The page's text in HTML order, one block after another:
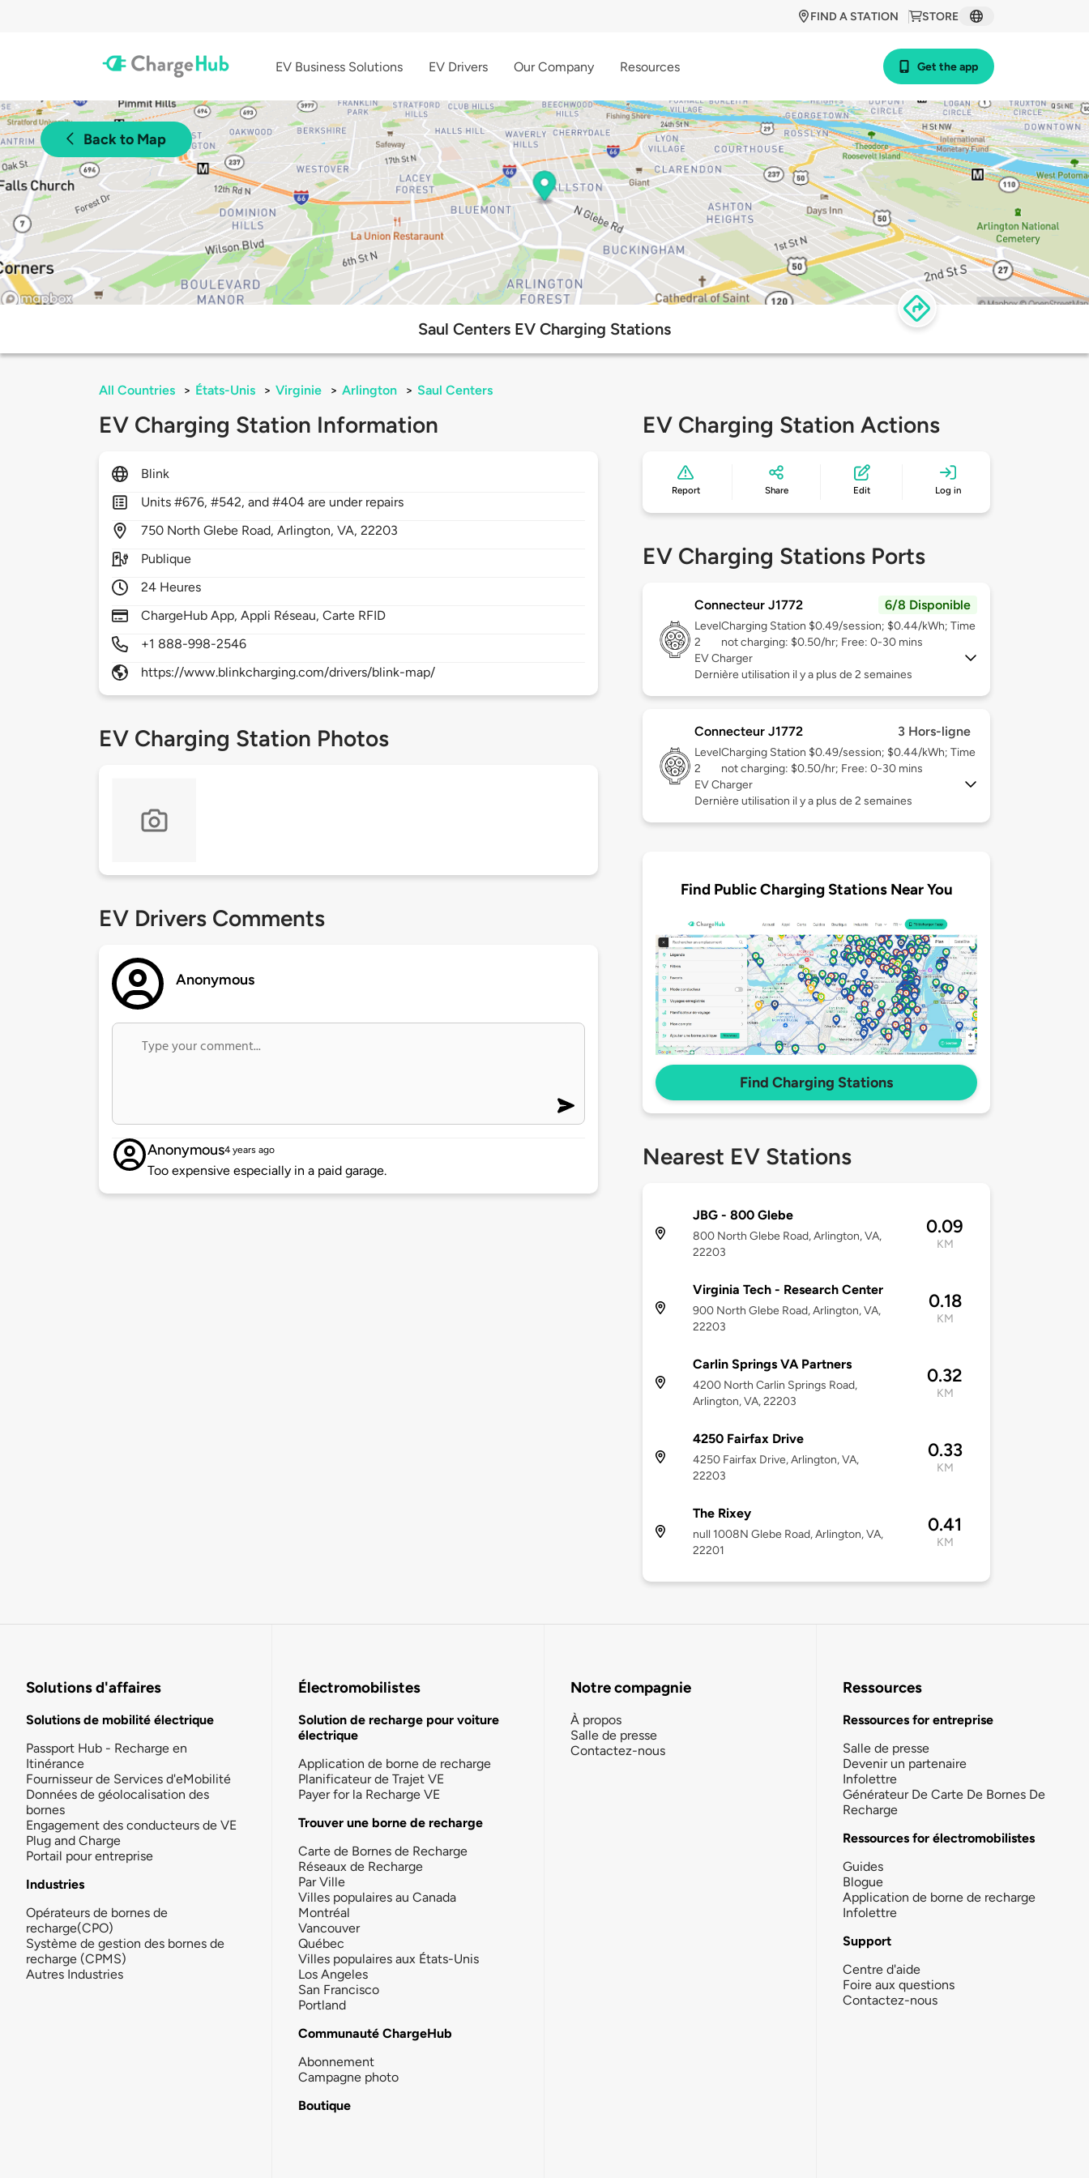
STORE
FIND A STATION
EV Business Solutions EV Drivers Our Company Resources Get the app
Back to Map
Saul Centers EV Charging Stations
All Countries > États-Unis > Virginie > Arlington > Saul Centers
EV Charging Station Information
Blink
Units #676, #542, and #404 are under repairs
750 North Glebe Road,Arlington,VA,22203
Publique
24 Heures
ChargeHub App, Appli Réseau, Carte RFID
+1 888-998-2546
https://www.blinkcharging.com/drivers/blink-map/
EV Charging Station Photos
EV Drivers Comments
Anonymous
Anonymous4 years ago
Too expensive especially in a paid garage.
EV Charging Station Actions
Report Share Edit Log in
EV Charging Stations Ports
Connecteur J1772 6/8 Disponible
Level
2
Charging Station $0.49/session; $0.44/kWh; Time
not charging: $0.50/hr; Free: 0-30 mins
EV Charger
Dernière utilisation il y a plus de 2 semaines
Connecteur J1772 3 Hors-ligne
Level
2
Charging Station $0.49/session; $0.44/kWh; Time
not charging: $0.50/hr; Free: 0-30 mins
EV Charger
Dernière utilisation il y a plus de 2 semaines
Find Public Charging Stations Near You
Find Charging Stations
Nearest EV Stations
JBG - 800 Glebe
800 North Glebe Road, Arlington, VA,
22203
0.09
KM
Virginia Tech - Research Center
900 North Glebe Road, Arlington, VA,
22203
0.18
KM
Carlin Springs VA Partners
4200 North Carlin Springs Road,
Arlington, VA, 22203
0.32
KM
4250 Fairfax Drive
4250 Fairfax Drive, Arlington, VA,
22203
0.33
KM
The Rixey
null 1008N Glebe Road, Arlington, VA,
22201
0.41
KM
Solutions d'affaires
Solutions de mobilité électrique
Passport Hub - Recharge en
Itinérance
Fournisseur de Services d'eMobilité
Données de géolocalisation des
bornes
Engagement des conducteurs de VE
Plug and Charge
Portail pour entreprise
Industries
Opérateurs de bornes de
recharge(CPO)
Système de gestion des bornes de
recharge (CPMS)
Autres Industries
Électromobilistes
Solution de recharge pour voiture
électrique
Application de borne de recharge
Planificateur de Trajet VE
Payer for la Recharge VE
Trouver une borne de recharge
Carte de Bornes de Recharge
Réseaux de Recharge
Par Ville
Villes populaires au Canada
Montréal
Vancouver
Québec
Villes populaires aux États-Unis
Los Angeles
San Francisco
Portland
Communauté ChargeHub
Abonnement
Campagne photo
Boutique
Notre compagnie
À propos
Salle de presse
Contactez-nous
Ressources
Ressources for entreprise
Salle de presse
Devenir un partenaire
Infolettre
Générateur De Carte De Bornes De
Recharge
Ressources for électromobilistes
Guides
Blogue
Application de borne de recharge
Infolettre
Support
Centre d'aide
Foire aux questions
Contactez-nous